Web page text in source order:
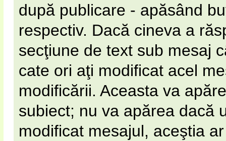
după publicare - apăsând
respectiv. Dacă cineva a
secţiune de text sub mesaj
cate ori aţi modificat acel
modificării. Aceasta va
subiect; nu va apărea dacă
modificat mesajul, aceştia